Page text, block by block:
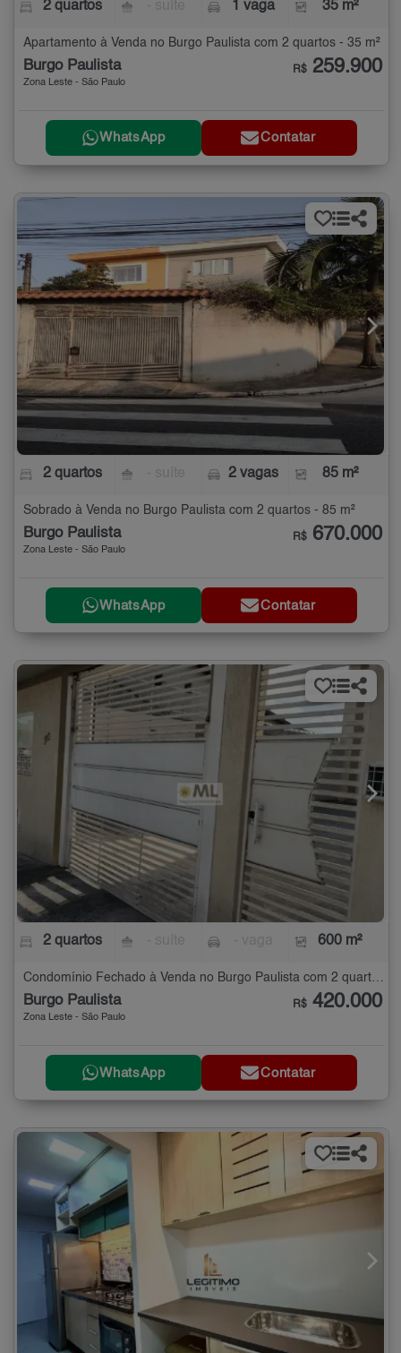
2 quartos 1 vaga 35 m²
Apartamento à Venda no Burgo Paulista com 2 quartos - 35 m²
Burgo Paulista
Zona Leste - São Paulo
R$ 259.900
WhatsApp Contatar
2 quartos 2 vagas 85 m²
Sobrado à Venda no Burgo Paulista com 2 quartos - 85 m²
Burgo Paulista
Zona Leste - São Paulo
R$ 670.000
WhatsApp Contatar
2 quartos 600 m²
Condomínio Fechado à Venda no Burgo Paulista com 2 quartos - 600 m²
Burgo Paulista
Zona Leste - São Paulo
R$ 420.000
WhatsApp Contatar